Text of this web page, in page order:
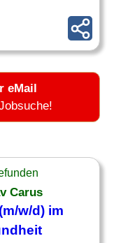
eMail
Carus
(m/w/d) im